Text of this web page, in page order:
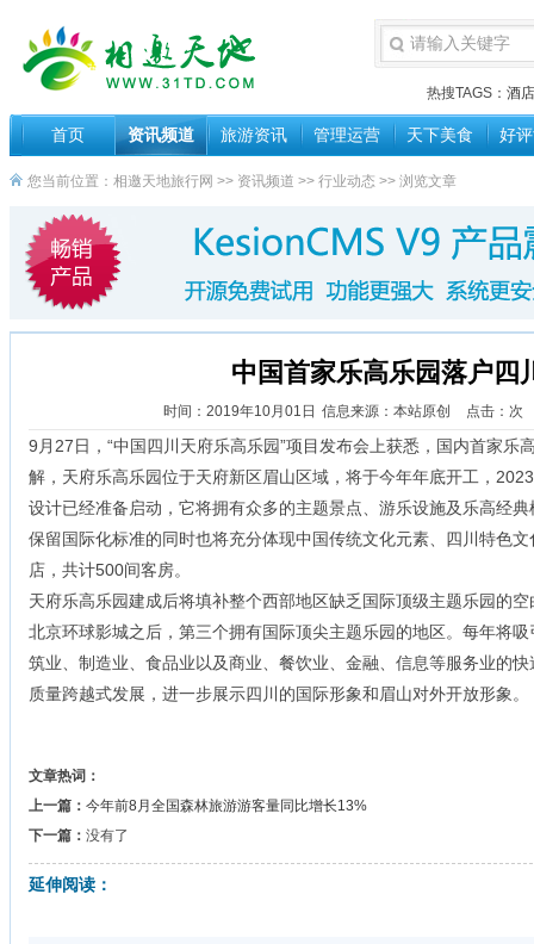
热搜TAGS： 酒店
首页 资讯频道 旅游资讯 管理运营 天下美食 好
您当前位置： 相邀天地旅行网 >> 资讯频道 >> 行业动态 >> 浏览文章
中国首家乐高乐园落户四
时间：2019年10月01日 信息来源：本站原创 点击： 次
9月27日，“中国四川天府乐高乐园”项目发布会上获悉，国内首家乐
解，天府乐高乐园位于天府新区眉山区域，将于今年年底开工，
设计已经准备启动，它将拥有众多的主题景点、游乐设施及乐高经
保留国际化标准的同时也将充分体现中国传统文化元素、四川特色
店，共计500间客房。
天府乐高乐园建成后将填补整个西部地区缺乏国际顶级主题乐园的
北京环球影城之后，第三个拥有国际顶尖主题乐园的地区。每年将
筑业、制造业、食品业以及商业、餐饮业、金融、信息等服务业的
质量跨越式发展，进一步展示四川的国际形象和眉山对外开放形象。
文章热词：
上一篇： 今年前8月全国森林旅游游客量同比增长13%
下一篇： 没有了
延伸阅读：